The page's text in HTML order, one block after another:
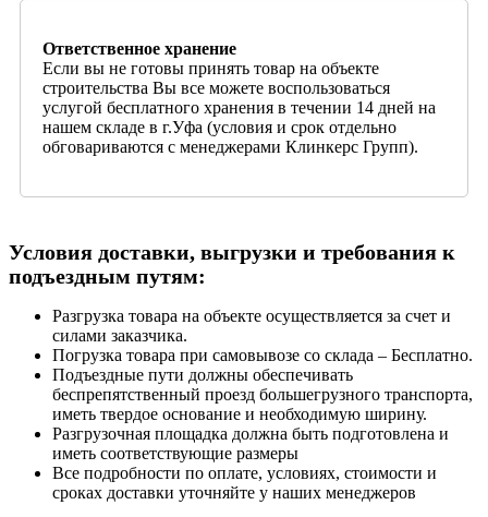
Ответственное хранение
Если вы не готовы принять товар на объекте
строительства Вы все можете воспользоваться
услугой бесплатного хранения в течении 14 дней на
нашем складе в г.Уфа (условия и срок отдельно
обговариваются с менеджерами Клинкерс Групп).
Условия доставки, выгрузки и требования к
подъездным путям:
Разгрузка товара на объекте осуществляется за счет и
силами заказчика.
Погрузка товара при самовывозе со склада – Бесплатно.
Подъездные пути должны обеспечивать
беспрепятственный проезд большегрузного транспорта,
иметь твердое основание и необходимую ширину.
Разгрузочная площадка должна быть подготовлена и
иметь соответствующие размеры
Все подробности по оплате, условиях, стоимости и
сроках доставки уточняйте у наших менеджеров